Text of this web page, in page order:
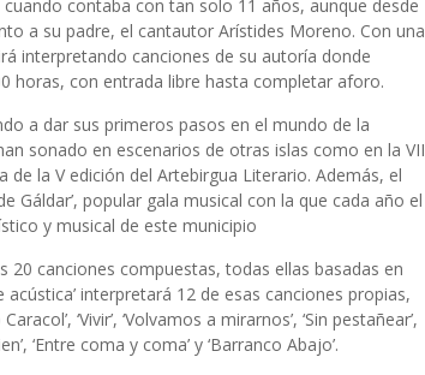
contaba con tan solo 11 años, aunque desde
a su padre, el cantautor Arístides Moreno. Con una
interpretando canciones de su autoría donde
horas, con entrada libre hasta completar aforo.
a dar sus primeros pasos en el mundo de la
sonado en escenarios de otras islas como en la VII
de la V edición del Artebirgua Literario. Además, el
Gáldar’, popular gala musical con la que cada año el
y musical de este municipio
canciones compuestas, todas ellas basadas en
interpretará 12 de esas canciones propias,
‘Vivir’, ‘Volvamos a mirarnos’, ‘Sin pestañear’,
‘Entre coma y coma’ y ‘Barranco Abajo’.